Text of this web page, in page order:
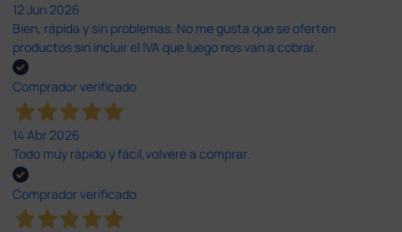
12 Jun 2026
Bien, rápida y sin problemas. No me gusta que se oferten
productos sin incluir el IVA que luego nos van a cobrar.
Comprador verificado
14 Abr 2026
Todo muy rápido y fácil,volveré a comprar.
Comprador verificado